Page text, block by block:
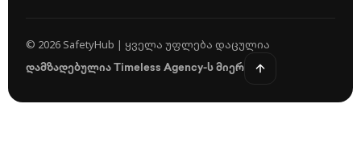
© 2026 SafetyHub | ყველა უფლება დაცულია
დამზადებულია Timeless Agency-ს მიერ